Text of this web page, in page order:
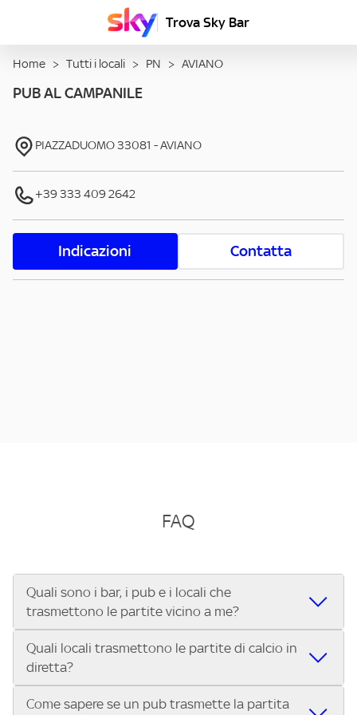
Trova Sky Bar
Home > Tutti i locali > PN > AVIANO
PUB AL CAMPANILE
PIAZZADUOMO33081 -AVIANO
+39 333 409 2642
Indicazioni Contatta
FAQ
Quali sono i bar, i pub e i locali che
trasmettono le partite vicino a me?
Se cerchi un bar, pub, ristorante o locale vicino a te per
vedere le partite di Serie A ENILIVE, la Serie C Sky Wifi, la
UEFA Champions League, la UEFA Europa League, la UEFA
Conference League, il Tennis, la Formula 1®, la MotoGP™ e
Quali locali trasmettono le partite di calcio in
diretta?
Vuoi sapere quali bar, pub o ristoranti mostrano le partite
Come sapere se un pub trasmette la partita